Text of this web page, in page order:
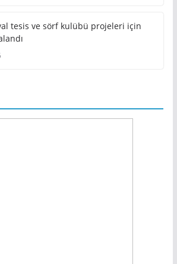
tesis ve sörf kulübü projeleri için